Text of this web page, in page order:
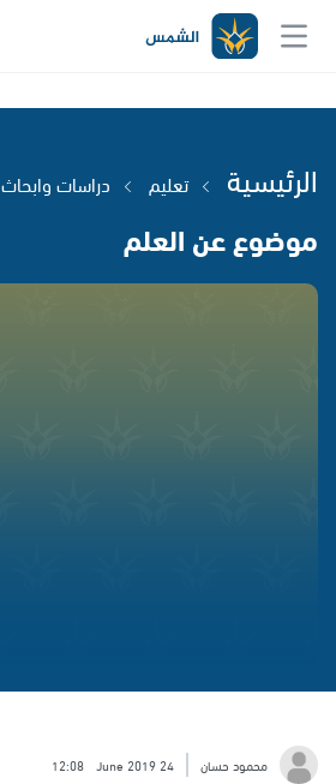
الرئيسية تعليم دراسات وابحاث
موضوع عن العلم
محمود حسان 24 June 2019
12:08